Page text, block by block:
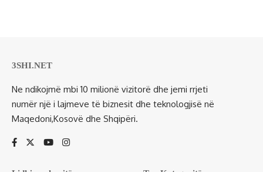
3SHI.NET
Ne ndikojmë mbi 10 milionë vizitorë dhe jemi rrjeti
numër një i lajmeve të biznesit dhe teknologjisë në
Maqedoni,Kosovë dhe Shqipëri.